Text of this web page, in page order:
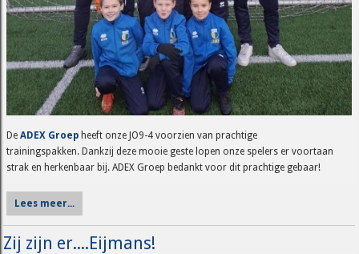
De ADEX Groep heeft onze JO9-4 voorzien van prachtige
trainingspakken. Dankzij deze mooie geste lopen onze spelers er voortaan
strak en herkenbaar bij. ADEX Groep bedankt voor dit prachtige gebaar!
Lees meer...
Zij zijn er....Eijmans!